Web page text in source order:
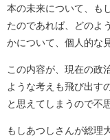
本の未来について、も
たのであれば、どのよ
かについて、個人的な
この内容が、現在の政
ような考えも飛び出す
と思えてしまうので不
もしあつしさんが総理